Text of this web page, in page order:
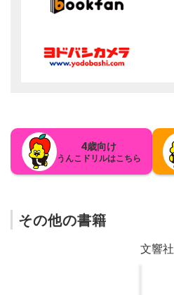
4歳向け
うんこドリルはこちら
その他の書籍
文響社